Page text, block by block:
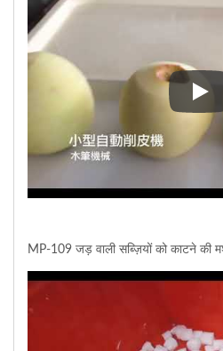
MP-109 जड़ वाली सब्ज़ियों को काटने की